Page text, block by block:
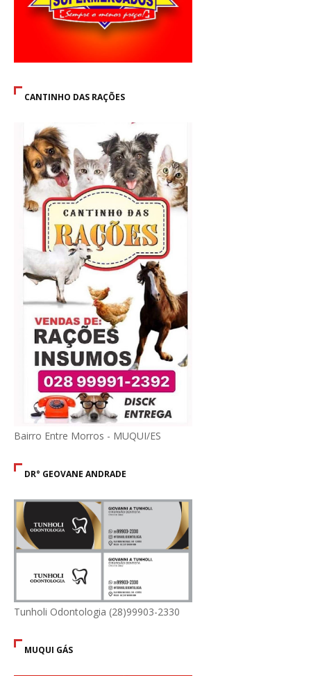
CANTINHO DAS RAÇÕES
Bairro Entre Morros - MUQUI/ES
DR° GEOVANE ANDRADE
Tunholi Odontologia (28)99903-2330
MUQUI GÁS